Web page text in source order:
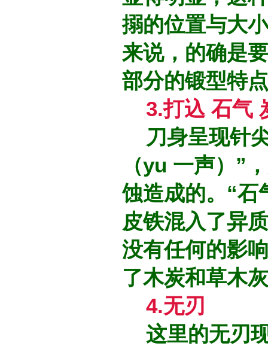
搦的位置与大
来说，的确是
部分的锻型特
3.打込 石气
刀身呈现针
（yu 一声）”
蚀造成的。“石
皮铁混入了异
没有任何的影
了木炭和草木
4.无刃
这里的无刃